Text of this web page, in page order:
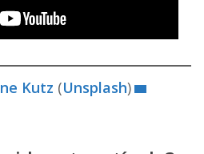
Kutz (Unsplash)